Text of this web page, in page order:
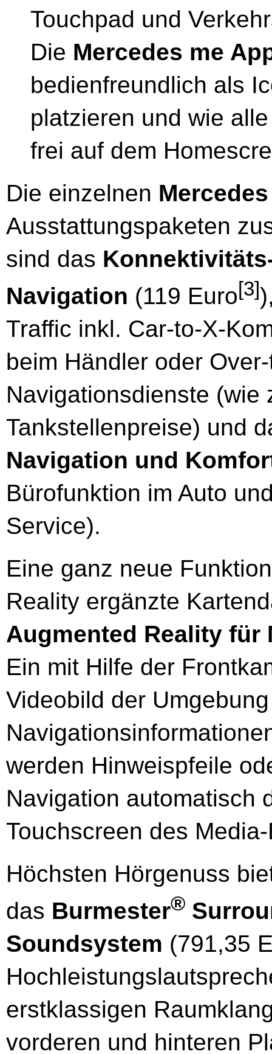
Touchpad und
Die Mercedes me
bedienfreundlich als
platzieren und wie
frei auf dem
Die einzelnen
Ausstattungspaketen
sind das
Navigation (119 Euro[3]
Traffic inkl. Car-to-X-
beim Händler oder
Navigationsdienste (wie
Tankstellenpreise) und
Navigation und
Bürofunktion im Auto
Service).
Eine ganz neue
Reality ergänzte
Augmented Reality für
Ein mit Hilfe der
Videobild der
werden Hinweispfeile
Navigation automatisch
Touchscreen des
Höchsten Hörgenuss
das Burmester®
Soundsystem (791,35
erstklassigen
vorderen und hinteren